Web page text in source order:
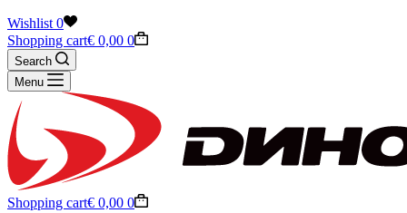
Wishlist 0
Shopping cart€ 0,00 0
Search
Menu
Shopping cart€ 0,00 0